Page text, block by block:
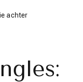
achterop
Verbinding
in